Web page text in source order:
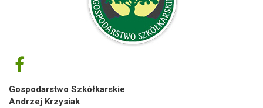
Gospodarstwo Szkółkarskie
Andrzej Krzysiak